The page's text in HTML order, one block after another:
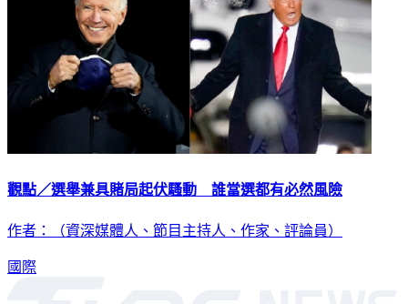
觀點／選舉兼具賭局起伏騷動 誰當選都有必然風險
作者：（資深媒體人、節目主持人、作家、評論員）
國際